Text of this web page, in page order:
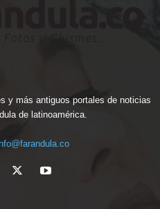
y más antiguos portales de noticias
de latinoamérica.